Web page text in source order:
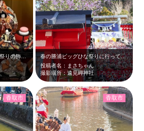
千葉みなと駅構内にひな祭りの飾り付けがしてありました。この時期に見るとほっこり…
春の勝浦ビッグひな祭りに行ってきました。河津桜（この地方では頼朝桜とも）の満開…
投稿者名：まさちゃん
撮影場所：遠見岬神社
香取市 香取市